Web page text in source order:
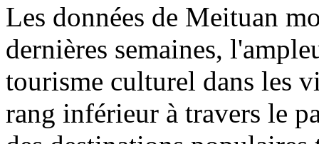
Les données de Meituan
dernières semaines,
tourisme culturel dans les
rang inférieur à travers le